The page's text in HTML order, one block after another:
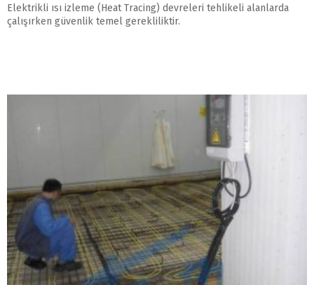
Elektrikli ısı izleme (Heat Tracing) devreleri tehlikeli alanlarda
çalışırken güvenlik temel gerekliliktir.